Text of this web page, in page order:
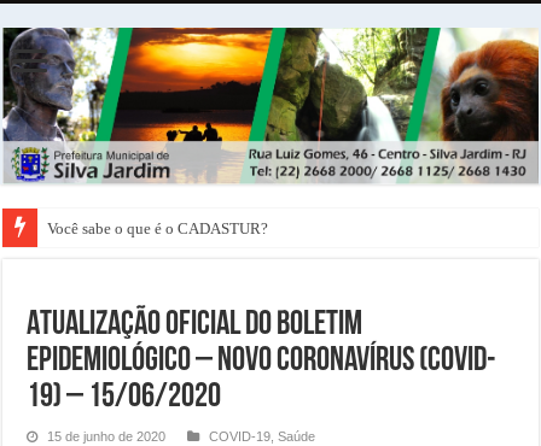
Você sabe o que é o CADASTUR?
ATUALIZAÇÃO OFICIAL DO BOLETIM
EPIDEMIOLÓGICO – NOVO CORONAVÍRUS (COVID-
19) – 15/06/2020
15 de junho de 2020 COVID-19 ,Saúde